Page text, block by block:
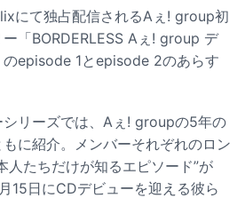
にて独占配信されるAぇ! group初
「BORDERLESS Aぇ! group デ
のepisode 1とepisode 2のあらす
シリーズでは、Aぇ! groupの5年の
に紹介。メンバーそれぞれのロン
人たちだけが知るエピソード”が
15日にCDデビューを迎える彼ら